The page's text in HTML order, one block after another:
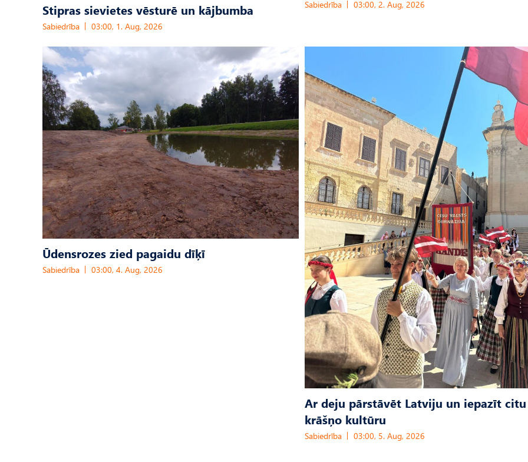
Stipras sievietes vēsturē un kājbumba
Sabiedrība 03:00, 1. Aug, 2026
Sabiedrība 03:00, 2. Aug, 2026
Ūdensrozes zied pagaidu dīķī
Sabiedrība 03:00, 4. Aug, 2026
Ar deju pārstāvēt Latviju un iepazīt
krāšņo kultūru
Sabiedrība 03:00, 5. Aug, 2026